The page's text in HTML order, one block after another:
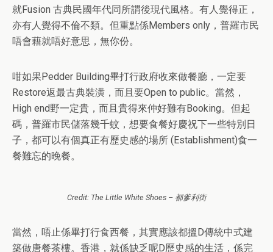
就Fusion 古典民國年代同所謂後現代風格。有人覺得正，
亦有人覺得不倫不類。但重點係Members only，普羅市民
唔會藉就唔好意思，無你份。
咁如果Pedder Building畢打行政府收來做餐廳，一定要
Restore返最古典裝潢，而且要Open to public。當然，
High end野一定貴，而且貴得來仲好難有Booking。但起
碼，普羅市民儲落幾千蚊，想要食餐好慶祝下一些特別日
子，都可以有個真正有歷史感的場所 (Establishment)食一
餐難忘的晚餐。
Credit: The Little White Shoes – 都爹利街
當然，唔止係畢打行食西餐，其實應該都搵D傳統中式建
築做唐餐茶樓。香港，就係缺乏呢D歷史感的生活，係完